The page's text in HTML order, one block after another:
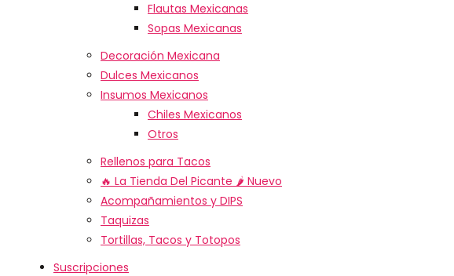
Flautas Mexicanas
Sopas Mexicanas
Decoración Mexicana
Dulces Mexicanos
Insumos Mexicanos
Chiles Mexicanos
Otros
Rellenos para Tacos
🔥 La Tienda Del Picante 🌶️ Nuevo
Acompañamientos y DIPS
Taquizas
Tortillas, Tacos y Totopos
Suscripciones